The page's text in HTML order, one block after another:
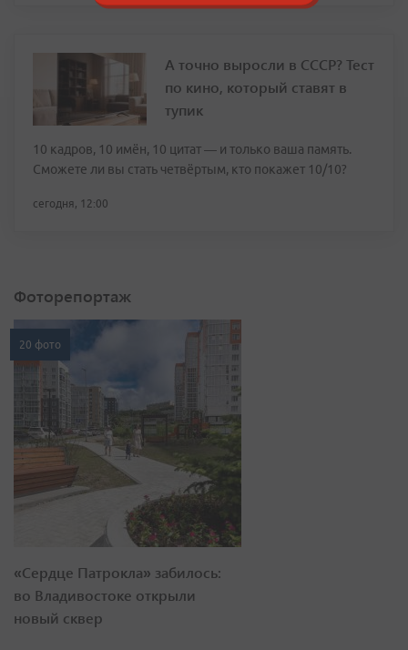
А точно выросли в СССР? Тест
по кино, который ставят в
тупик
10 кадров, 10 имён, 10 цитат — и только ваша память.
Сможете ли вы стать четвёртым, кто покажет 10/10?
сегодня, 12:00
Фоторепортаж
20 фото
«Сердце Патрокла» забилось:
во Владивостоке открыли
новый сквер